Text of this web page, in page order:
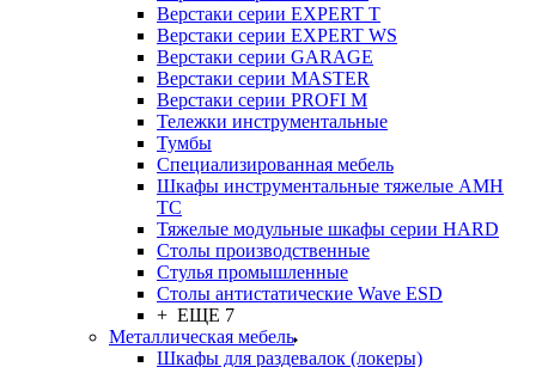
Верстаки серии EXPERT T
Верстаки серии EXPERT WS
Верстаки серии GARAGE
Верстаки серии MASTER
Верстаки серии PROFI M
Тележки инструментальные
Тумбы
Cпециализированная мебель
Шкафы инструментальные тяжелые AMH
TC
Тяжелые модульные шкафы серии HARD
Столы производственные
Стулья промышленные
Столы антистатические Wave ESD
+ ЕЩЕ 7
Металлическая мебель
Шкафы для раздевалок (локеры)